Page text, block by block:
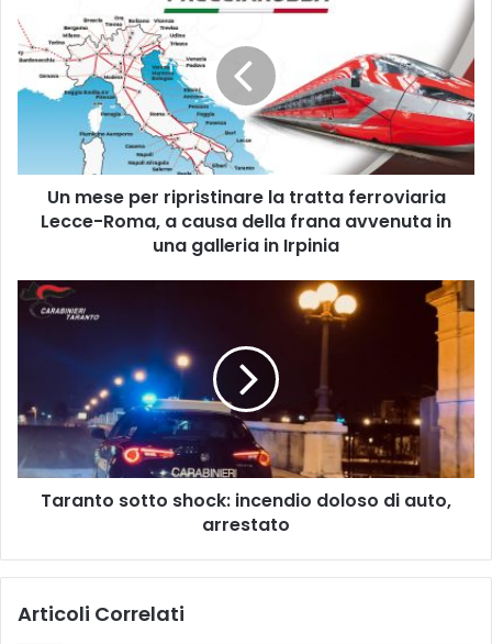
per
ripristinare
tratta
ferroviaria
Roma,
causa
avvenuta
Irpinia
Un mese per ripristinare la tratta ferroviaria
Lecce-Roma, a causa della frana avvenuta in
una galleria in Irpinia
Taranto
sotto
auto,
arrestato
Taranto sotto shock: incendio doloso di auto,
arrestato
Articoli Correlati